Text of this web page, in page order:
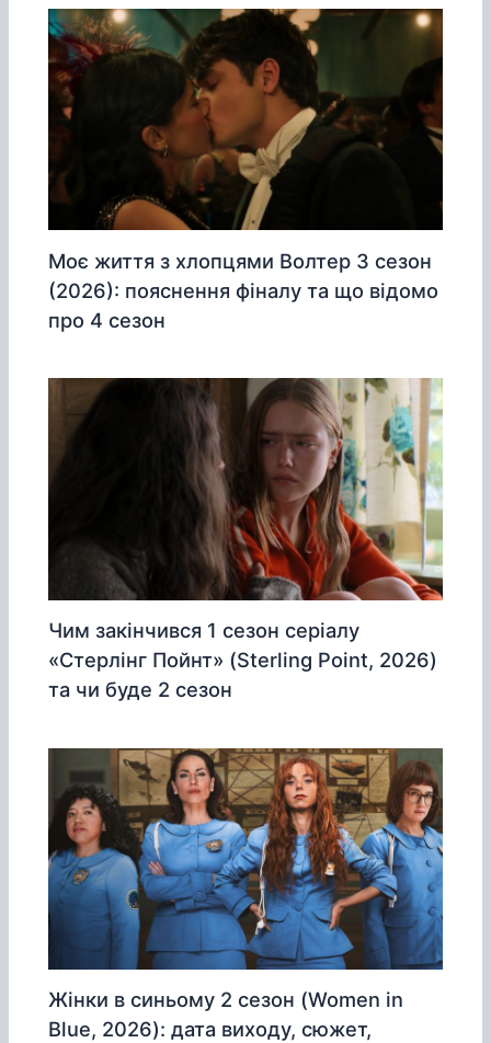
Моє життя з хлопцями Волтер 3 сезон
(2026): пояснення фіналу та що відомо
про 4 сезон
Чим закінчився 1 сезон серіалу
«Стерлінг Пойнт» (Sterling Point, 2026)
та чи буде 2 сезон
Жінки в синьому 2 сезон (Women in
Blue, 2026): дата виходу, сюжет,